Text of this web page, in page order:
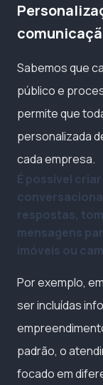
Sabemos que
público e
permite que
personalizada
cada empresa.
É possível
respostas,
mensagens
imóveis ou
Por exemplo,
ser incluídas
padrão, o
focado em